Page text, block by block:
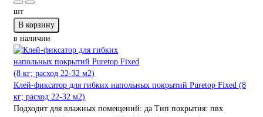
шт
В корзину
в наличии
Клей-фиксатор для гибких напольных покрытий Puretop Fixed (8
кг; расход 22-32 м2)
Подходит для влажных помещений: да Тип покрытия: пвх